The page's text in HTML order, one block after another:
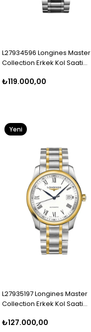
L27934596 Longines Master
Collection Erkek Kol Saati
₺119.000,00
L27935197 Longines Master
Collection Erkek Kol Saati
₺127.000,00
Yeni